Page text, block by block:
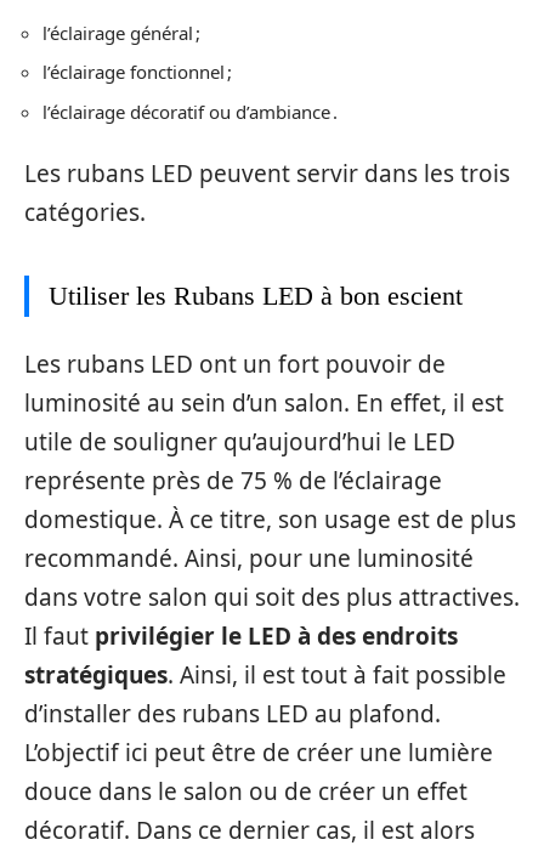
l’éclairage général ;
l’éclairage fonctionnel ;
l’éclairage décoratif ou d’ambiance .
Les rubans LED peuvent servir dans les trois
catégories.
Utiliser les Rubans LED à bon escient
Les rubans LED ont un fort pouvoir de
luminosité au sein d’un salon. En effet, il est
utile de souligner qu’aujourd’hui le LED
représente près de 75 % de l’éclairage
domestique. À ce titre, son usage est de plus
recommandé. Ainsi, pour une luminosité
dans votre salon qui soit des plus attractives.
Il faut privilégier le LED à des endroits
stratégiques. Ainsi, il est tout à fait possible
d’installer des rubans LED au plafond.
L’objectif ici peut être de créer une lumière
douce dans le salon ou de créer un effet
décoratif. Dans ce dernier cas, il est alors